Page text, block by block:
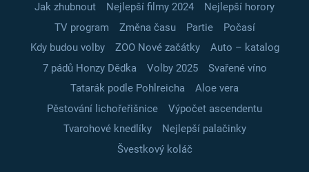
Jak zhubnout Nejlepší filmy 2024
Nejlepší horory
TV program
Změna času Partie
Počasí
Kdy budou volby
ZOO Nové začátky
Auto – katalog
7 pádů Honzy Dědka
Volby 2025
Svařené víno
Tatarák podle Pohlreicha
Aloe vera
Pěstování lichořeřišnice
Výpočet ascendentu
Tvarohové knedlíky
Nejlepší palačinky
Švestkový koláč